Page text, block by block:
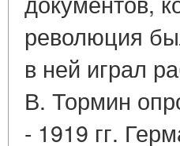
революция
в ней играл
В. Тормин
- 1919 гг.